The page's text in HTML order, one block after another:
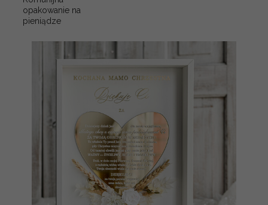
opakowanie na
pieniądze